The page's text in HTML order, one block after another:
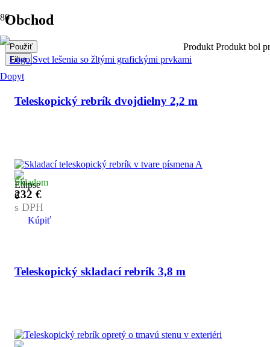
Produkt Produkt bol
Dopyt
Obchod
Použiť
Filter
Teleskopický rebrík dvojdielny 2,2 m
Skladom
232 €
s DPH
Kúpiť
Teleskopický skladací rebrík 3,8 m